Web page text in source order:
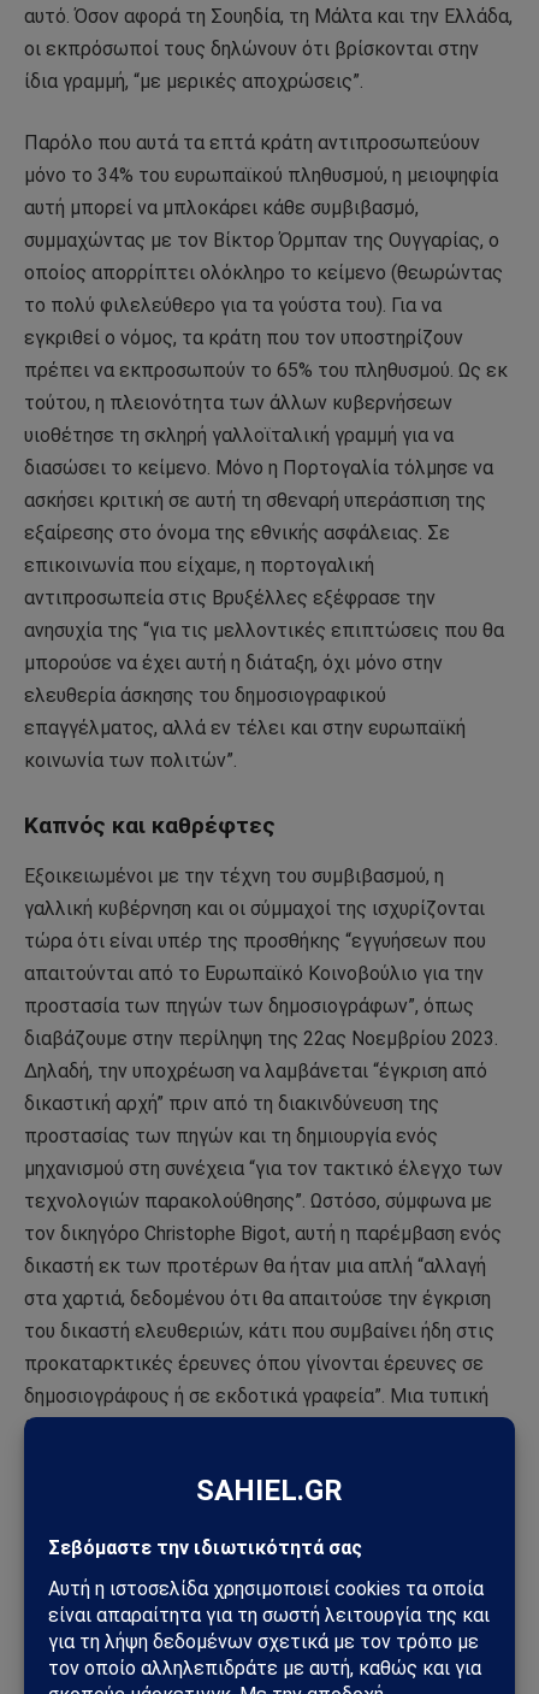
αυτό. Όσον αφορά τη Σουηδία, τη Μάλτα και την Ελλάδα,
οι εκπρόσωποί τους δηλώνουν ότι βρίσκονται στην
ίδια γραμμή, “με μερικές αποχρώσεις”.
Παρόλο που αυτά τα επτά κράτη αντιπροσωπεύουν
μόνο το 34% του ευρωπαϊκού πληθυσμού, η μειοψηφία
αυτή μπορεί να μπλοκάρει κάθε συμβιβασμό,
συμμαχώντας με τον Βίκτορ Όρμπαν της Ουγγαρίας, ο
οποίος απορρίπτει ολόκληρο το κείμενο (θεωρώντας
το πολύ φιλελεύθερο για τα γούστα του). Για να
εγκριθεί ο νόμος, τα κράτη που τον υποστηρίζουν
πρέπει να εκπροσωπούν το 65% του πληθυσμού. Ως εκ
τούτου, η πλειονότητα των άλλων κυβερνήσεων
υιοθέτησε τη σκληρή γαλλοϊταλική γραμμή για να
διασώσει το κείμενο. Μόνο η Πορτογαλία τόλμησε να
ασκήσει κριτική σε αυτή τη σθεναρή υπεράσπιση της
εξαίρεσης στο όνομα της εθνικής ασφάλειας. Σε
επικοινωνία που είχαμε, η πορτογαλική
αντιπροσωπεία στις Βρυξέλλες εξέφρασε την
ανησυχία της “για τις μελλοντικές επιπτώσεις που θα
μπορούσε να έχει αυτή η διάταξη, όχι μόνο στην
ελευθερία άσκησης του δημοσιογραφικού
επαγγέλματος, αλλά εν τέλει και στην ευρωπαϊκή
κοινωνία των πολιτών”.
Καπνός και καθρέφτες
Εξοικειωμένοι με την τέχνη του συμβιβασμού, η
γαλλική κυβέρνηση και οι σύμμαχοί της ισχυρίζονται
τώρα ότι είναι υπέρ της προσθήκης “εγγυήσεων που
απαιτούνται από το Ευρωπαϊκό Κοινοβούλιο για την
προστασία των πηγών των δημοσιογράφων”, όπως
διαβάζουμε στην περίληψη της 22ας Νοεμβρίου 2023.
Δηλαδή, την υποχρέωση να λαμβάνεται “έγκριση από
δικαστική αρχή” πριν από τη διακινδύνευση της
προστασίας των πηγών και τη δημιουργία ενός
μηχανισμού στη συνέχεια “για τον τακτικό έλεγχο των
τεχνολογιών παρακολούθησης”. Ωστόσο, σύμφωνα με
τον δικηγόρο Christophe Bigot, αυτή η παρέμβαση ενός
δικαστή εκ των προτέρων θα ήταν μια απλή “αλλαγή
στα χαρτιά, δεδομένου ότι θα απαιτούσε την έγκριση
του δικαστή ελευθεριών, κάτι που συμβαίνει ήδη στις
προκαταρκτικές έρευνες όπου γίνονται έρευνες σε
δημοσιογράφους ή σε εκδοτικά γραφεία”. Μια τυπική
διαδικασία που ως επί το πλείστον χορηγείται, όπως
της αστυνομικής προφυλάκισης της δημοσιογράφου του
Μέχρι τώρα, ένας θεσμός περιόριζε τις υπερβολές
των κρατών στον τομέα της ασφάλειας: το Δικαστήριο
της Ευρωπαϊκής Ένωσης (ΔΕΕ). Έχει επανειλημμένα
τονίσει ότι τα κράτη δεν μπορούν να χρησιμοποιούν